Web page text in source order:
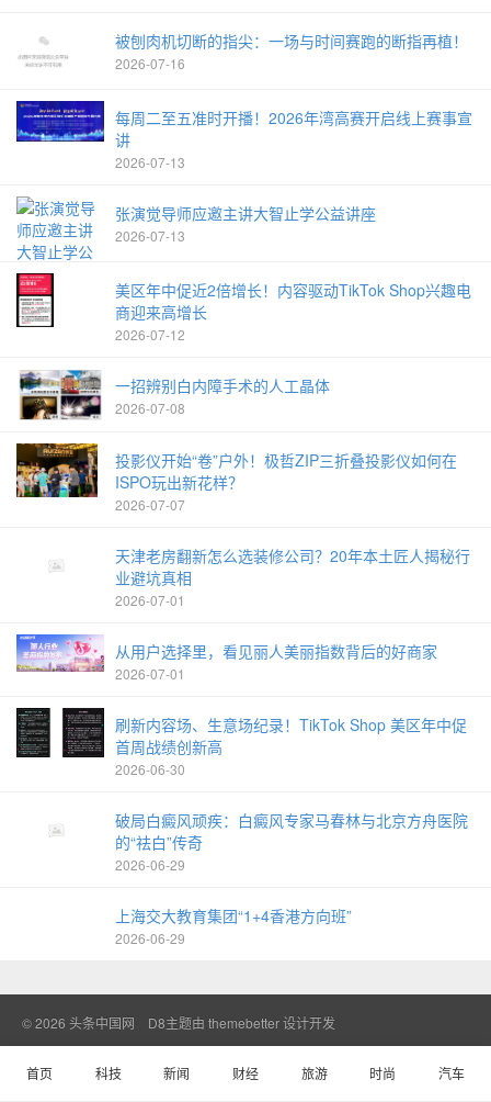
被刨肉机切断的指尖：一场与时间赛跑的断指再植！
2026-07-16
每周二至五准时开播！2026年湾高赛开启线上赛事宣
讲
2026-07-13
张演觉导师应邀主讲大智止学公益讲座
2026-07-13
美区年中促近2倍增长！内容驱动TikTok Shop兴趣电
商迎来高增长
2026-07-12
一招辨别白内障手术的人工晶体
2026-07-08
投影仪开始“卷”户外！极哲ZIP三折叠投影仪如何在
ISPO玩出新花样？
2026-07-07
天津老房翻新怎么选装修公司？20年本土匠人揭秘行
业避坑真相
2026-07-01
从用户选择里，看见丽人美丽指数背后的好商家
2026-07-01
刷新内容场、生意场纪录！TikTok Shop 美区年中促
首周战绩创新高
2026-06-30
破局白癜风顽疾：白癜风专家马春林与北京方舟医院
的“祛白”传奇
2026-06-29
上海交大教育集团“1+4香港方向班”
2026-06-29
© 2026 头条中国网 D8主题由 themebetter设计开发
首页 科技 新闻 财经 旅游 时尚 汽车